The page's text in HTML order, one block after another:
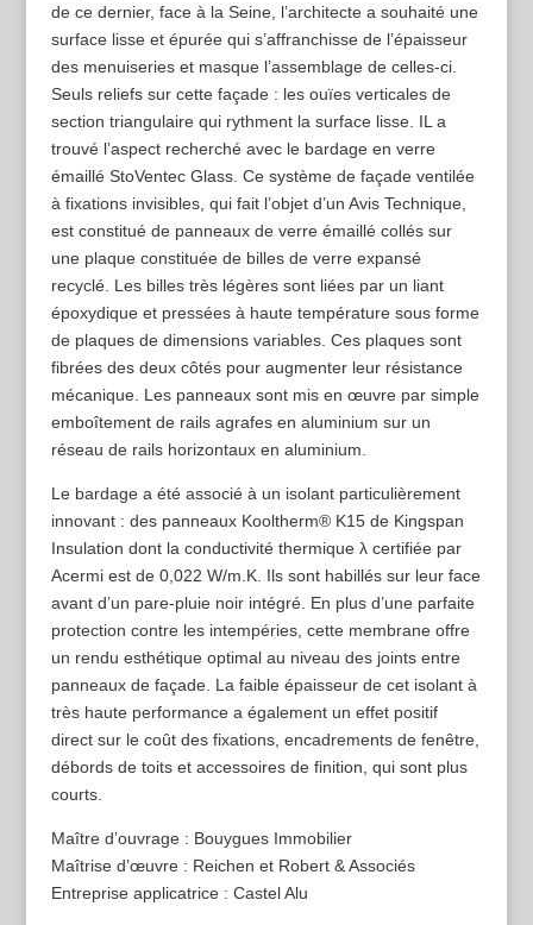
de ce dernier, face à la Seine, l’architecte a souhaité une
surface lisse et épurée qui s’affranchisse de l’épaisseur
des menuiseries et masque l’assemblage de celles-ci.
Seuls reliefs sur cette façade : les ouïes verticales de
section triangulaire qui rythment la surface lisse. IL a
trouvé l’aspect recherché avec le bardage en verre
émaillé StoVentec Glass. Ce système de façade ventilée
à fixations invisibles, qui fait l’objet d’un Avis Technique,
est constitué de panneaux de verre émaillé collés sur
une plaque constituée de billes de verre expansé
recyclé. Les billes très légères sont liées par un liant
époxydique et pressées à haute température sous forme
de plaques de dimensions variables. Ces plaques sont
fibrées des deux côtés pour augmenter leur résistance
mécanique. Les panneaux sont mis en œuvre par simple
emboîtement de rails agrafes en aluminium sur un
réseau de rails horizontaux en aluminium.
Le bardage a été associé à un isolant particulièrement
innovant : des panneaux Kooltherm® K15 de Kingspan
Insulation dont la conductivité thermique λ certifiée par
Acermi est de 0,022 W/m.K. Ils sont habillés sur leur face
avant d’un pare-pluie noir intégré. En plus d’une parfaite
protection contre les intempéries, cette membrane offre
un rendu esthétique optimal au niveau des joints entre
panneaux de façade. La faible épaisseur de cet isolant à
très haute performance a également un effet positif
direct sur le coût des fixations, encadrements de fenêtre,
débords de toits et accessoires de finition, qui sont plus
courts.
Maître d’ouvrage : Bouygues Immobilier
Maîtrise d’œuvre : Reichen et Robert & Associés
Entreprise applicatrice : Castel Alu